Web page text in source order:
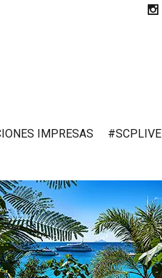
IMPRESAS #SCPLIVE